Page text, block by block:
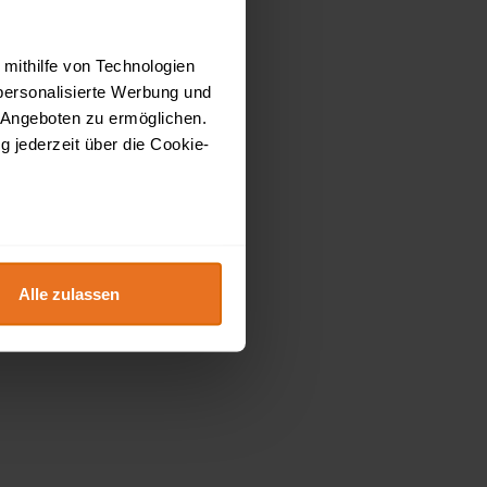
von Technologien
Werbung und
zu ermöglichen.
jederzeit über die Cookie-
Präferenzen im
anbieten zu können
Verwendung unserer
diese Informationen
Rahmen Ihrer Nutzung
Alle zulassen